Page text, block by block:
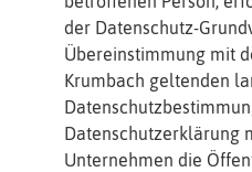
der Datenschutz-
Übereinstimmung mit
Krumbach geltenden
Datenschutzerklärung
Unternehmen die